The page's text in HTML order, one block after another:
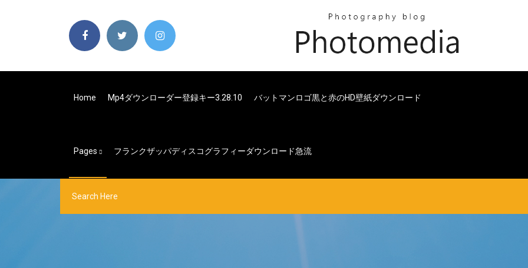
Home Mp4ダウンローダー登録キー3.28.10 バットマンロゴ黒と赤のHD壁紙ダウンロード
Pages フランクザッパディスコグラフィーダウンロード急流